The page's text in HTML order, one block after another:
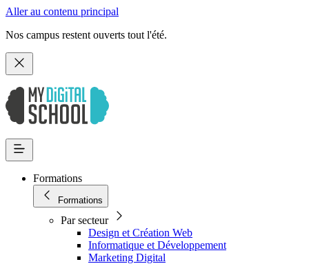
Aller au contenu principal
Nos campus restent ouverts tout l'été.
Formations
Formations
Par secteur
Design et Création Web
Informatique et Développement
Marketing Digital